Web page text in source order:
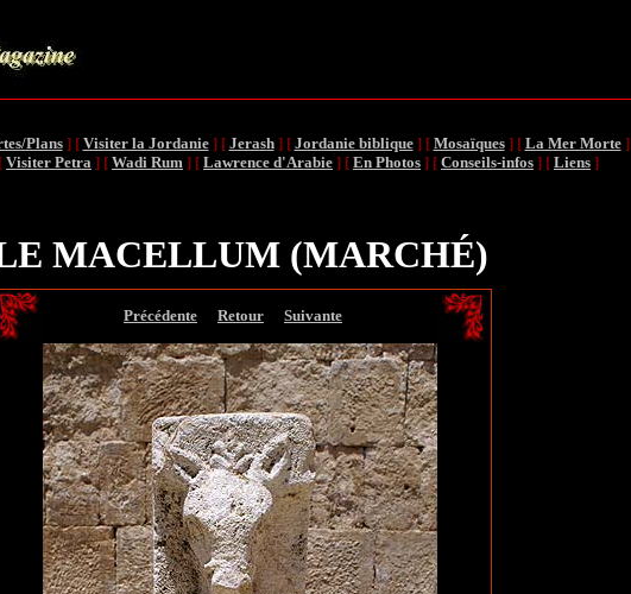
Plans] [ Visiter la Jordanie] [ Jerash] [ Jordanie biblique] [ Mosaïques] [ La Mer Morte]
[ Visiter Petra ] [ Wadi Rum ] [ Lawrence d'Arabie ] [ En Photos ] [ Conseils-infos ] [ Liens ]
MACELLUM (MARCHÉ)
Précédente Retour Suivante